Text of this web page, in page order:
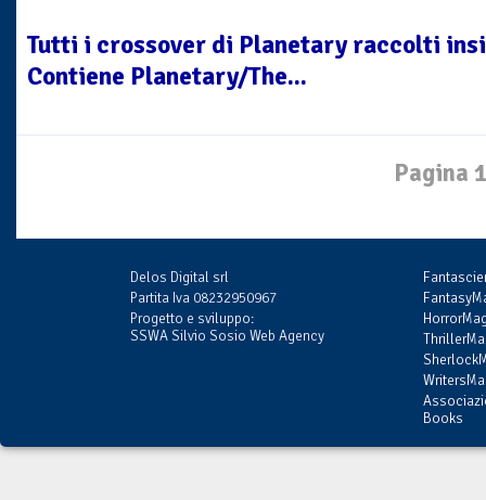
Tutti i crossover di Planetary raccolti
Contiene Planetary/The...
Pagina
Delos Digital srl
Partita Iva 08232950967
Progetto e sviluppo:
SSWA Silvio Sosio Web Agency
Books